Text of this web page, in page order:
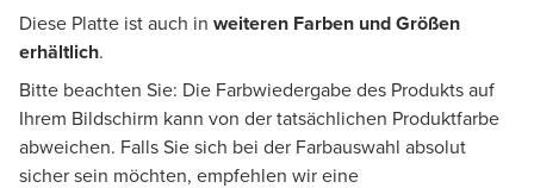
Diese Platte ist auch in weiteren Farben und Größen
erhältlich.
Bitte beachten Sie: Die Farbwiedergabe des Produkts auf
Ihrem Bildschirm kann von der tatsächlichen Produktfarbe
abweichen. Falls Sie sich bei der Farbauswahl absolut
sicher sein möchten, empfehlen wir eine